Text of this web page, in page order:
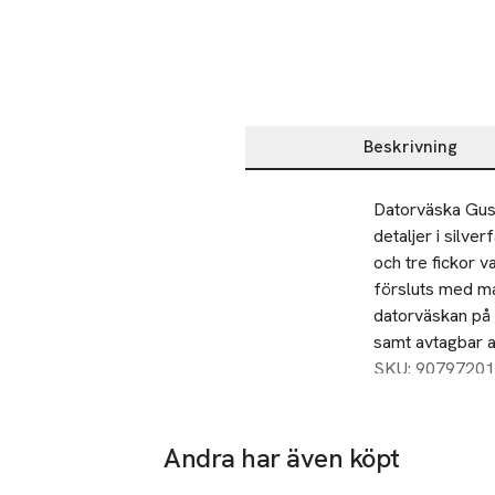
Beskrivning
Beskrivning
Datorväska
detaljer i
och tre fickor
försluts med
datorväskan
samt avtagbar
SKU: 90797201
Andra har även köpt